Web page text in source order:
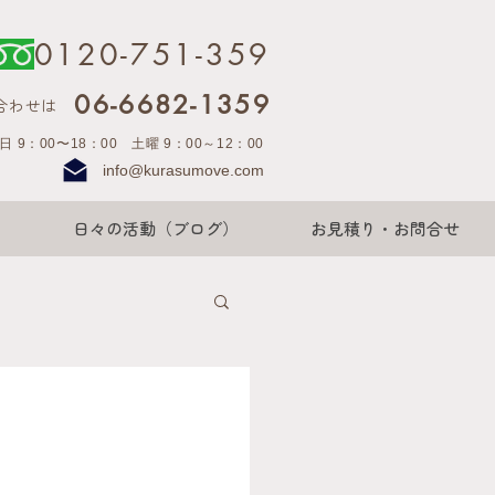
0120-751-359
06-6682-1359
わせは
9：00〜18：00 土曜 9：00～12：00
info@kurasumove.com
日々の活動（ブログ） お見積り・お問合せ